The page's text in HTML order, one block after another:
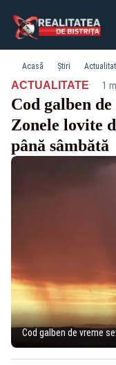
Acasă Știri
ACTUALITATE· 1
Cod galben
Zonele lovite
până sâmbătă
Cod galben de vreme